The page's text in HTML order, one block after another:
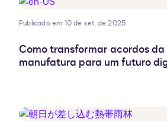
Publicado em 10 de set. de 2025
Como transformar acordos
manufatura para um futuro